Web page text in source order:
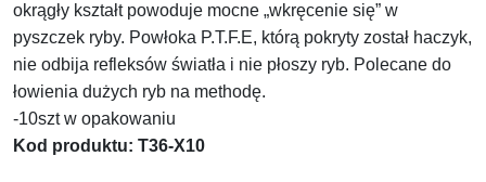
okrągły kształt powoduje mocne „wkręcenie się” w
pyszczek ryby. Powłoka P.T.F.E, którą pokryty został haczyk,
nie odbija refleksów światła i nie płoszy ryb. Polecane do
łowienia dużych ryb na methodę.
-10szt w opakowaniu
Kod produktu: T36-X10